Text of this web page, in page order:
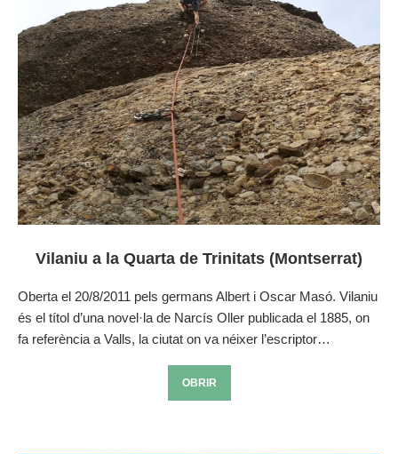
Vilaniu a la Quarta de Trinitats (Montserrat)
Oberta el 20/8/2011 pels germans Albert i Oscar Masó. Vilaniu
és el títol d’una novel·la de Narcís Oller publicada el 1885, on
fa referència a Valls, la ciutat on va néixer l’escriptor…
OBRIR